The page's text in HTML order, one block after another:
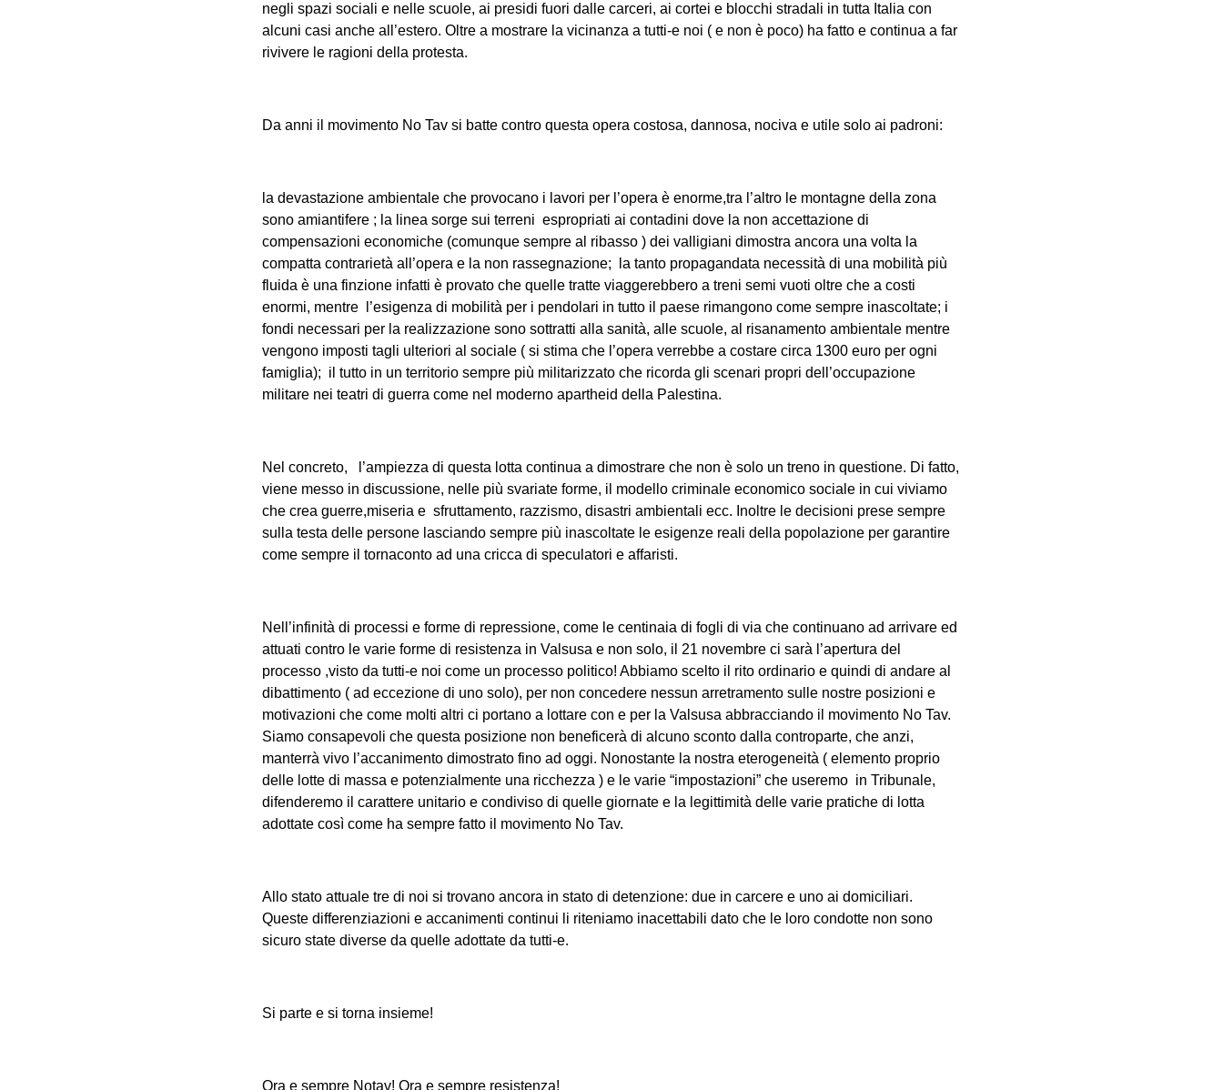
negli spazi sociali e nelle scuole, ai presidi fuori dalle carceri, ai cortei e blocchi stradali in tutta Italia con
alcuni casi anche all’estero. Oltre a mostrare la vicinanza a tutti-e noi ( e non è poco) ha fatto e continua a far
rivivere le ragioni della protesta.
Da anni il movimento No Tav si batte contro questa opera costosa, dannosa, nociva e utile solo ai padroni:
la devastazione ambientale che provocano i lavori per l’opera è enorme,tra l’altro le montagne della zona
sono amiantifere ; la linea sorge sui terreni espropriati ai contadini dove la non accettazione di
compensazioni economiche (comunque sempre al ribasso ) dei valligiani dimostra ancora una volta la
compatta contrarietà all’opera e la non rassegnazione; la tanto propagandata necessità di una mobilità più
fluida è una finzione infatti è provato che quelle tratte viaggerebbero a treni semi vuoti oltre che a costi
enormi, mentre l’esigenza di mobilità per i pendolari in tutto il paese rimangono come sempre inascoltate; i
fondi necessari per la realizzazione sono sottratti alla sanità, alle scuole, al risanamento ambientale mentre
vengono imposti tagli ulteriori al sociale ( si stima che l’opera verrebbe a costare circa 1300 euro per ogni
famiglia); il tutto in un territorio sempre più militarizzato che ricorda gli scenari propri dell’occupazione
militare nei teatri di guerra come nel moderno apartheid della Palestina.
Nel concreto, l’ampiezza di questa lotta continua a dimostrare che non è solo un treno in questione. Di fatto,
viene messo in discussione, nelle più svariate forme, il modello criminale economico sociale in cui viviamo
che crea guerre,miseria e sfruttamento, razzismo, disastri ambientali ecc. Inoltre le decisioni prese sempre
sulla testa delle persone lasciando sempre più inascoltate le esigenze reali della popolazione per garantire
come sempre il tornaconto ad una cricca di speculatori e affaristi.
Nell’infinità di processi e forme di repressione, come le centinaia di fogli di via che continuano ad arrivare ed
attuati contro le varie forme di resistenza in Valsusa e non solo, il 21 novembre ci sarà l’apertura del
processo ,visto da tutti-e noi come un processo politico! Abbiamo scelto il rito ordinario e quindi di andare al
dibattimento ( ad eccezione di uno solo), per non concedere nessun arretramento sulle nostre posizioni e
motivazioni che come molti altri ci portano a lottare con e per la Valsusa abbracciando il movimento No Tav.
Siamo consapevoli che questa posizione non beneficerà di alcuno sconto dalla controparte, che anzi,
manterrà vivo l’accanimento dimostrato fino ad oggi. Nonostante la nostra eterogeneità ( elemento proprio
delle lotte di massa e potenzialmente una ricchezza ) e le varie “impostazioni” che useremo in Tribunale,
difenderemo il carattere unitario e condiviso di quelle giornate e la legittimità delle varie pratiche di lotta
adottate così come ha sempre fatto il movimento No Tav.
Allo stato attuale tre di noi si trovano ancora in stato di detenzione: due in carcere e uno ai domiciliari.
Queste differenziazioni e accanimenti continui li riteniamo inacettabili dato che le loro condotte non sono
sicuro state diverse da quelle adottate da tutti-e.
Si parte e si torna insieme!
Ora e sempre Notav! Ora e sempre resistenza!